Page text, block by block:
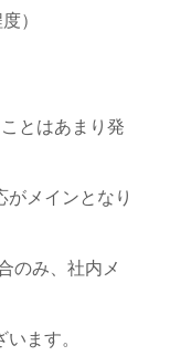
）
とはあまり発
メインとなり
のみ、社内メ
ます。